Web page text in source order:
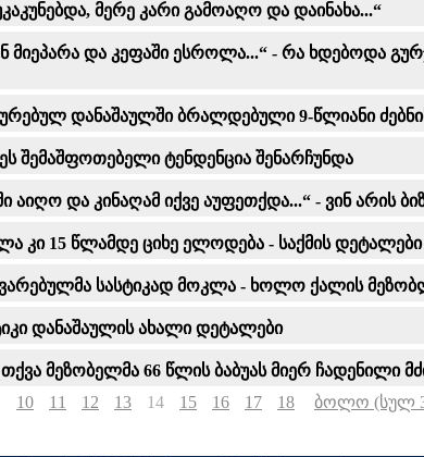
მერე კარი გამოაღო და დაინახა...“
და კეფაში ესროლა...“ - რა ხდებოდა
დანაშაულში ბრალდებული 9-წლიანი
შემაშფოთებელი ტენდენცია შენარჩუნდა
და კინაღამ იქვე აუფეთქდა...“ - ვინ არის
კი 15 წლამდე ციხე ელოდება - საქმის დეტალები
სასტიკად მოკლა - ხოლო ქალის
დანაშაულის ახალი დეტალები
მეზობელმა 66 წლის ბაბუას მიერ ჩადენილი
10 11 12 13 14 15 16 17 18 ბოლო (სულ